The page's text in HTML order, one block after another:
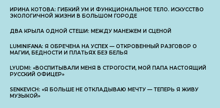
ИРИНА КОТОВА: ГИБКИЙ УМ И ФУНКЦИОНАЛЬНОЕ ТЕЛО. ИСКУССТВО
ЭКОЛОГИЧНОЙ ЖИЗНИ В БОЛЬШОМ ГОРОДЕ
ДВА КРЫЛА ОДНОЙ СТЕШИ: МЕЖДУ МАНЕЖЕМ И СЦЕНОЙ
LUMINIFANA: Я ОБРЕЧЕНА НА УСПЕХ — ОТКРОВЕННЫЙ РАЗГОВОР О
МАГИИ, БЕДНОСТИ И ПЛАТЬЯХ БЕЗ БЕЛЬЯ
LYUDMI: «ВОСПИТЫВАЛИ МЕНЯ В СТРОГОСТИ, МОЙ ПАПА НАСТОЯЩИЙ
РУССКИЙ ОФИЦЕР»
SENKEVICH: «Я БОЛЬШЕ НЕ ОТКЛАДЫВАЮ МЕЧТУ — ТЕПЕРЬ Я ЖИВУ
МУЗЫКОЙ»